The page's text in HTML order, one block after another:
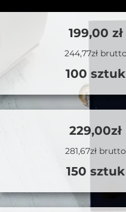
199,00 zł
244,77zł brutto
100 sztuk
229,00zł
281,67zł brutto
150 sztuk